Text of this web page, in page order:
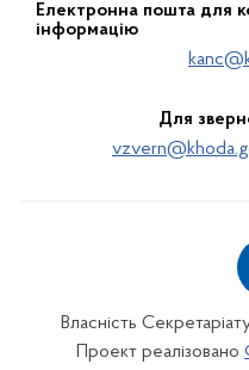
Електронна пошта для
інформацію
Для
Власність
Проект реалізовано